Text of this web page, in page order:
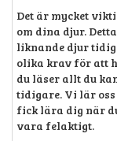
Det är mycket
om dina djur.
liknande djur
olika krav för att
du läser allt du
tidigare. Vi lär oss
fick lära dig när
vara felaktigt.